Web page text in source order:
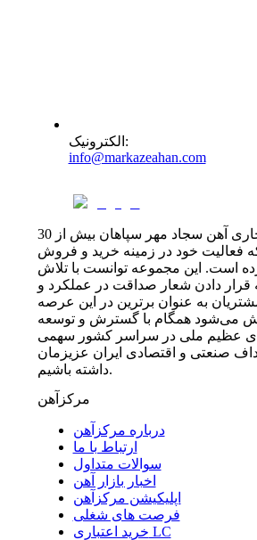
الکترونیک :
info@markazeahan.com
مرکزآهن با نام تجاری آهن سجاد مهر سپاهان بیش از 30
فعالیت خود در زمینه خرید و فروش
است. این مجموعه توانست با تلاش
دادن شعار صداقت در عملکرد و
به عنوان برترین در این عرصه
می‌شود همگام با گسترش و توسعه
عظیم ملی در سراسر کشور سهمی
صنعتی و اقتصادی ایران عزیزمان
داشته باشیم.
مرکزآهن
درباره مرکزآهن
ارتباط با ما
سوالات متداول
اخبار بازار آهن
اپلیکیشن مرکزآهن
فرصت های شغلی
خرید اعتباری LC